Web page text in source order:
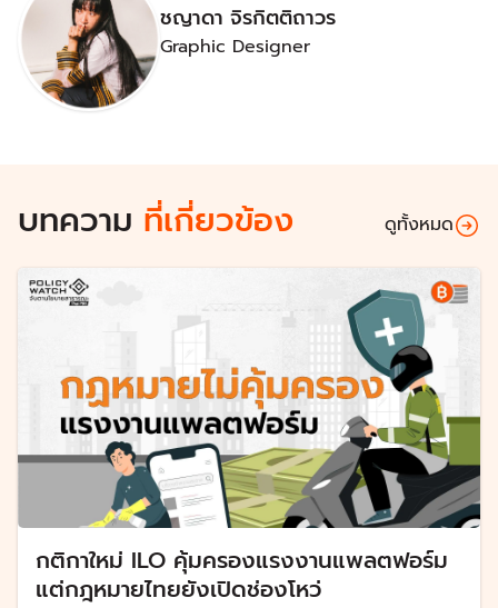
ชญาดา จิรกิตติถาวร
Graphic Designer
บทความ ที่เกี่ยวข้อง ดูทั้งหมด
กติกาใหม่ ILO คุ้มครองแรงงานแพลตฟอร์ม
แต่กฎหมายไทยยังเปิดช่องโหว่